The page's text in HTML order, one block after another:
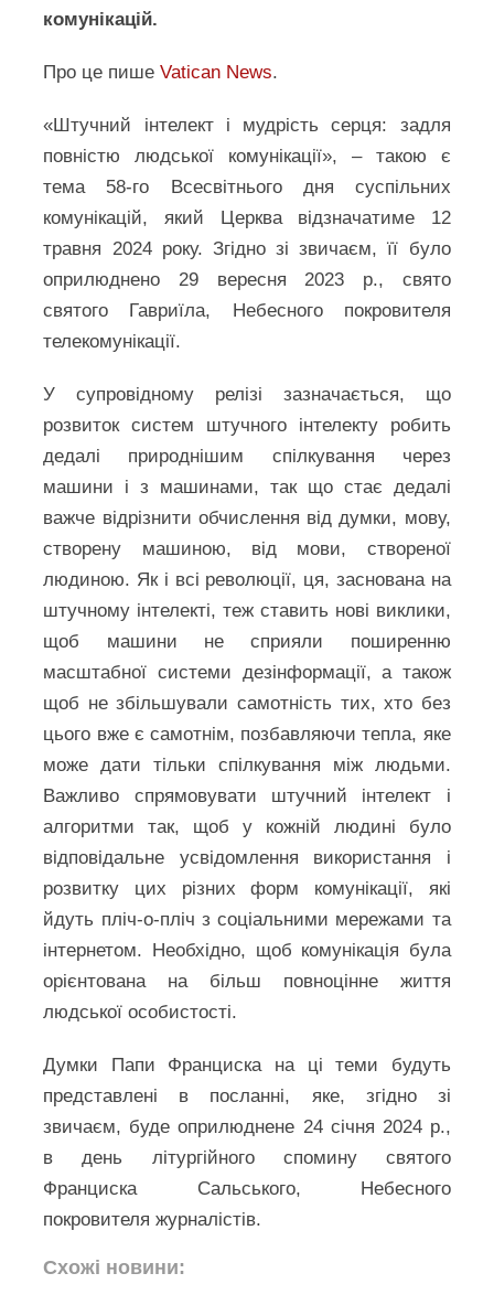
комунікацій.
Про це пишеVatican News.
«Штучний інтелект і мудрість серця: задля
повністю людської комунікації», – такою є
тема 58-го Всесвітнього дня суспільних
комунікацій, який Церква відзначатиме 12
травня 2024 року. Згідно зі звичаєм, її було
оприлюднено 29 вересня 2023 р., свято
святого Гавриїла, Небесного покровителя
телекомунікації.
У супровідному релізі зазначається, що
розвиток систем штучного інтелекту робить
дедалі природнішим спілкування через
машини і з машинами, так що стає дедалі
важче відрізнити обчислення від думки, мову,
створену машиною, від мови, створеної
людиною. Як і всі революції, ця, заснована на
штучному інтелекті, теж ставить нові виклики,
щоб машини не сприяли поширенню
масштабної системи дезінформації, а також
щоб не збільшували самотність тих, хто без
цього вже є самотнім, позбавляючи тепла, яке
може дати тільки спілкування між людьми.
Важливо спрямовувати штучний інтелект і
алгоритми так, щоб у кожній людині було
відповідальне усвідомлення використання і
розвитку цих різних форм комунікації, які
йдуть пліч-о-пліч з соціальними мережами та
інтернетом. Необхідно, щоб комунікація була
орієнтована на більш повноцінне життя
людської особистості.
Думки Папи Франциска на ці теми будуть
представлені в посланні, яке, згідно зі
звичаєм, буде оприлюднене 24 січня 2024 р.,
в день літургійного спомину святого
Франциска Сальського, Небесного
покровителя журналістів.
Схожі новини: